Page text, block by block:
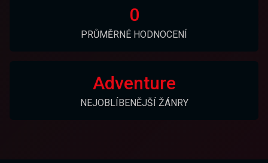
0
PRŮMĚRNÉ HODNOCENÍ
Adventure
NEJOBLÍBENĚJŠÍ ŽÁNRY